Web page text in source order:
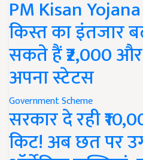
PM Kisan
किस्त का इंतजार
सकते हैं ₹2,000
अपना स्टेटस
Government Scheme
सरकार दे रही
किट! अब छत पर